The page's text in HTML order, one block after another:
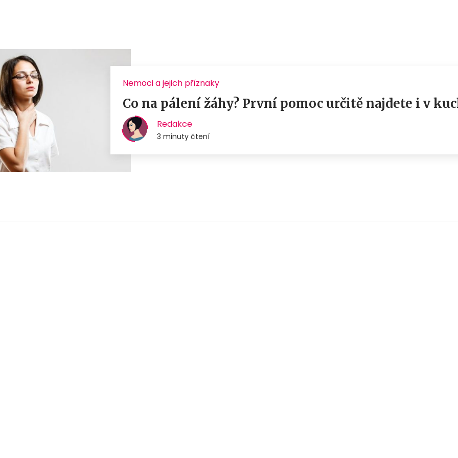
Nemoci a jejich příznaky
Co na pálení žáhy? První pomoc určitě najdete i v
Redakce
3 minuty čtení